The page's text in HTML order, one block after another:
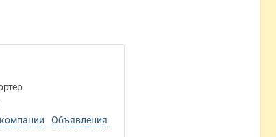
Объявления